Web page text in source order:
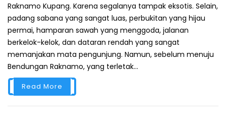
Raknamo Kupang. Karena segalanya tampak eksotis. Selain,
padang sabana yang sangat luas, perbukitan yang hijau
permai, hamparan sawah yang menggoda, jalanan
berkelok-kelok, dan dataran rendah yang sangat
memanjakan mata pengunjung. Namun, sebelum menuju
Bendungan Raknamo, yang terletak...
Read More